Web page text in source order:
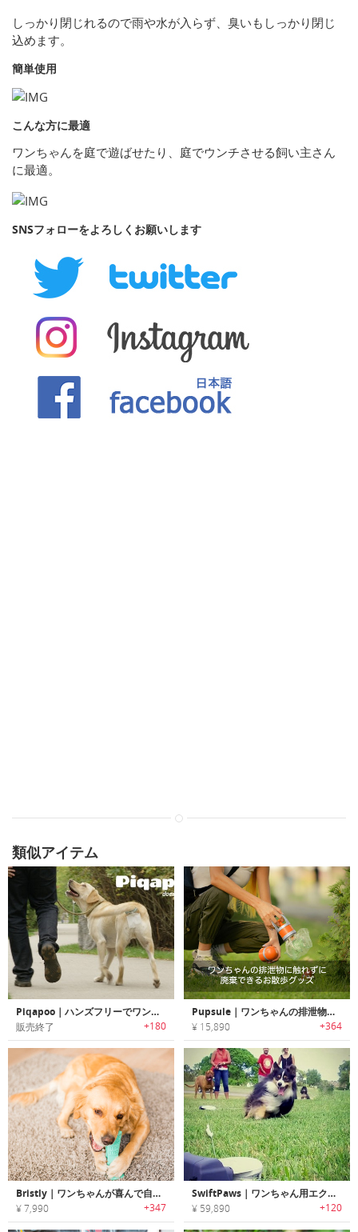
しっかり閉じれるので雨や水が入らず、臭いもしっかり閉じ
込めます。
簡単使用
こんな方に最適
ワンちゃんを庭で遊ばせたり、庭でウンチさせる飼い主さん
に最適。
SNSフォローをよろしくお願いします
類似アイテム
Piqapoo｜ハンズフリーでワンちゃんのウンチを回収するポータブルトイレ「ピークアプー」
販売終了 +180
Pupsule｜ワンちゃんの排泄物に触れずに廃棄できるお散歩グッズ「パプセル」
¥ 15,890 +364
Bristly｜ワンちゃんが喜んで自分から歯磨きする犬用歯ブラシ「ブリストリー」
¥ 7,990 +347
SwiftPaws｜ワンちゃん用エクササイズゲームトイ「スイフトパウ」
¥ 59,890 +120